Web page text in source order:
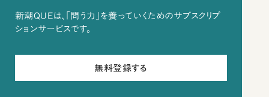
新潮QUEは、「問う力」を養っていくためのサブスクリプ
ションサービスです。
無料登録する